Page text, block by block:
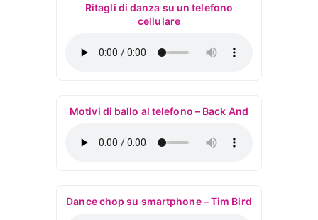
Ritagli di danza su un telefono
cellulare
Motivi di ballo al telefono – Back And
Dance chop su smartphone – Tim Bird